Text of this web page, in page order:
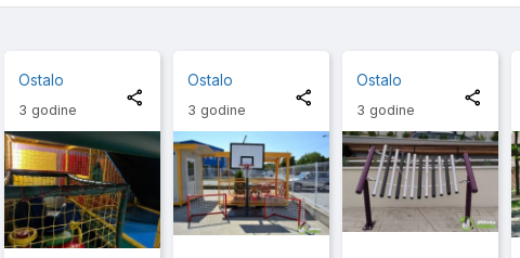
Ostalo
3 godine
Ostalo
3 godine
Ostalo
3 godine